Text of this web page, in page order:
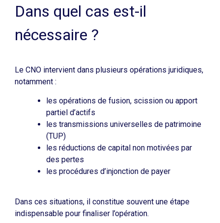
Dans quel cas est-il
nécessaire ?
Le CNO intervient dans plusieurs opérations juridiques,
notamment :
les opérations de fusion, scission ou apport
partiel d’actifs
les transmissions universelles de patrimoine
(TUP)
les réductions de capital non motivées par
des pertes
les procédures d’injonction de payer
Dans ces situations, il constitue souvent une étape
indispensable pour finaliser l’opération.